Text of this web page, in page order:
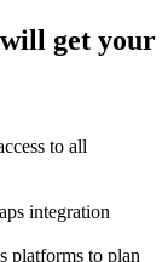
get your
to all
integration
platforms to plan